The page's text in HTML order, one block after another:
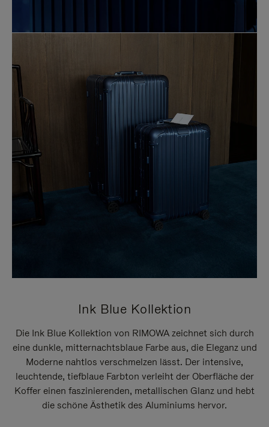
Ink Blue Kollektion
Die Ink Blue Kollektion von RIMOWA zeichnet sich durch
eine dunkle, mitternachtsblaue Farbe aus, die Eleganz und
Moderne nahtlos verschmelzen lässt. Der intensive,
leuchtende, tiefblaue Farbton verleiht der Oberfläche der
Koffer einen faszinierenden, metallischen Glanz und hebt
die schöne Ästhetik des Aluminiums hervor.